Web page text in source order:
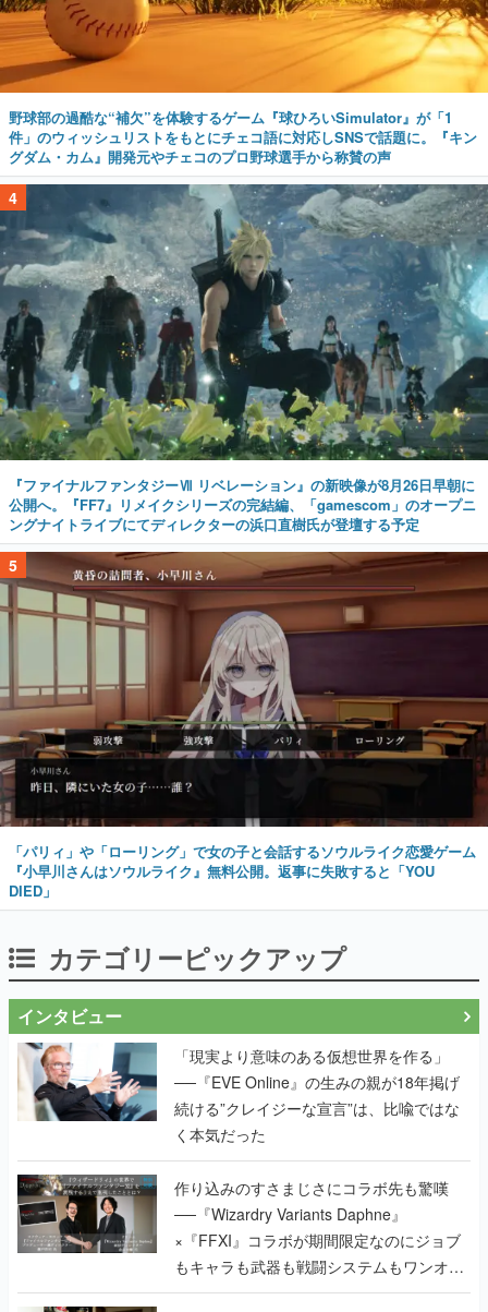
野球部の過酷な“補欠”を体験するゲーム『球ひろいSimulator』が「1
件」のウィッシュリストをもとにチェコ語に対応しSNSで話題に。『キン
グダム・カム』開発元やチェコのプロ野球選手から称賛の声
4
『ファイナルファンタジーⅦ リベレーション』の新映像が8月26日早朝に
公開へ。『FF7』リメイクシリーズの完結編、「gamescom」のオープニ
ングナイトライブにてディレクターの浜口直樹氏が登壇する予定
5
「パリィ」や「ローリング」で女の子と会話するソウルライク恋愛ゲーム
『小早川さんはソウルライク』無料公開。返事に失敗すると「YOU
DIED」
カテゴリーピックアップ
インタビュー
「現実より意味のある仮想世界を作る」
──『EVE Online』の生みの親が18年掲げ
続ける”クレイジーな宣言”は、比喩ではな
く本気だった
作り込みのすさまじさにコラボ先も驚嘆
──『Wizardry Variants Daphne』
×『FFXI』コラボが期間限定なのにジョブ
もキャラも武器も戦闘システムもワンオフ
で作り込まれた理由を両ディレクターに聞